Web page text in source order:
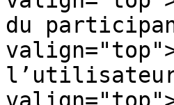
du
l’utilisateur